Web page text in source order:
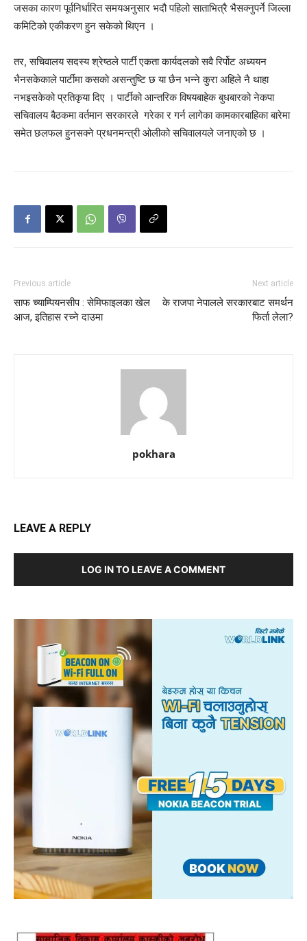
जसका कारण पूर्वनिर्धारित समयअनुसार भदौ पहिलो साताभित्रै भैसक्नुपर्ने जिल्ला
कमिटिको एकीकरण हुन सकेको थिएन ।
तर, सचिवालय सदस्य श्रेष्ठले पार्टी एकता कार्यदलको सवै रिर्पोट अध्ययन
भैनसकेकाले पार्टीमा कसको असन्तुष्टि छ या छैन भन्ने कुरा अहिले नै थाहा
नभइसकेको प्रतिकृया दिए । पार्टीको आन्तरिक विषयबाहेक बुधबारको नेकपा
सचिवालय बैठकमा वर्तमान सरकारले गरेका र गर्न लागेका कामकारबाहिका बारेमा
समेत छलफल हुनसक्ने प्रधनमन्त्री ओलीको सचिवालयले जनाएको छ ।
Previous article
साफ च्याम्पियनसीप : सेमिफाइलका खेल
आज, इतिहास रच्ने दाउमा
Next article
के राजपा नेपालले सरकारबाट समर्थन
फिर्ता लेला?
pokhara
LEAVE A REPLY
LOG IN TO LEAVE A COMMENT